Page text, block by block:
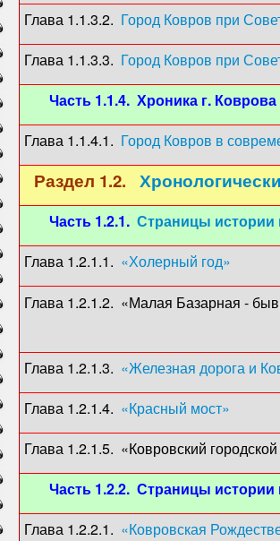
Глава 1.1.3.2. Город Ковров при
Глава 1.1.3.3. Город Ковров при
Часть 1.1.4. Хроника г.
Глава 1.1.4.1. Город Ковров в
Раздел 1.2.
Часть 1.2.1. Страницы истории
Глава 1.2.1.1. «Холерный год»
Глава 1.2.1.2. «Малая Базарная -
(1917) (О.
Глава 1.2.1.3. «Железная дорога и
Глава 1.2.1.4. «Красный мост»
Глава 1.2.1.5. «Ковровский
Часть 1.2.2. Страницы истории
Глава 1.2.2.1. «Ковровская